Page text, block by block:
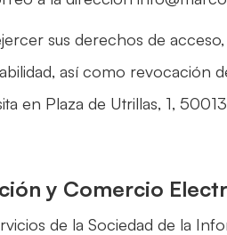
sus derechos de
así como revocación
en Plaza de Utrillas, 1,
y Comercio
de la Sociedad de la